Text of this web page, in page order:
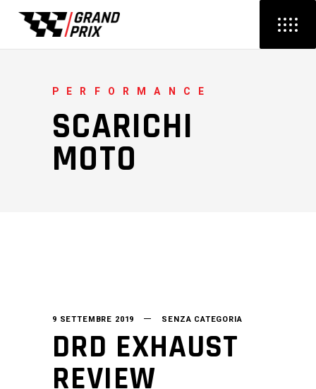
PERFORMANCE
SCARICHI
MOTO
9 SETTEMBRE 2019 SENZA CATEGORIA
DRD EXHAUST
REVIEW